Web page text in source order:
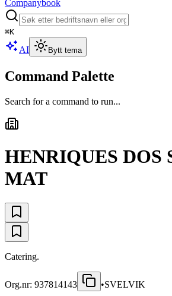
Companybook
⌘K
AI Bytt tema
Command Palette
Search for a command to run...
HENRIQUES DOS
MAT
Catering.
Org.nr: 937814143 •SVELVIK